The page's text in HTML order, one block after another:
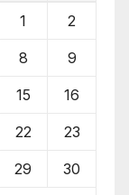
1 2
8 9
15 16
22 23
29 30